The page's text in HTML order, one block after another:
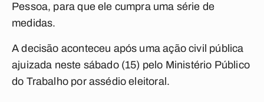
Pessoa, para que ele cumpra uma série de
medidas.
A decisão aconteceu após uma ação civil pública
ajuizada neste sábado (15) pelo Ministério Público
do Trabalho por assédio eleitoral.